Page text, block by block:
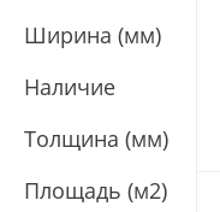
Ширина (мм)
Наличие
Толщина (мм)
Площадь (м2)